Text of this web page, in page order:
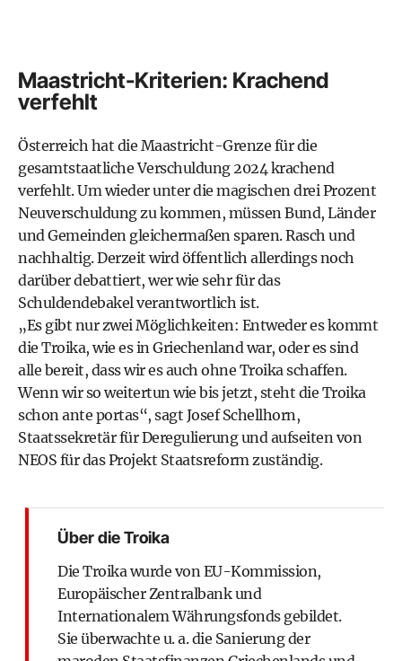
Maastricht-Kriterien: Krachend
verfehlt
Österreich hat die Maastricht-Grenze für die
gesamtstaatliche Verschuldung 2024 krachend
verfehlt. Um wieder unter die magischen drei Prozent
Neuverschuldung zu kommen, müssen Bund, Länder
und Gemeinden gleichermaßen sparen. Rasch und
nachhaltig. Derzeit wird öffentlich allerdings noch
darüber debattiert, wer wie sehr für das
Schuldendebakel verantwortlich ist.
„Es gibt nur zwei Möglichkeiten: Entweder es kommt
die Troika, wie es in Griechenland war, oder es sind
alle bereit, dass wir es auch ohne Troika schaffen.
Wenn wir so weitertun wie bis jetzt, steht die Troika
schon ante portas“, sagt Josef Schellhorn,
Staatssekretär für Deregulierung und aufseiten von
NEOS für das Projekt Staatsreform zuständig.
Über die Troika
Die Troika wurde von EU-Kommission,
Europäischer Zentralbank und
Internationalem Währungsfonds gebildet.
Sie überwachte u. a. die Sanierung der